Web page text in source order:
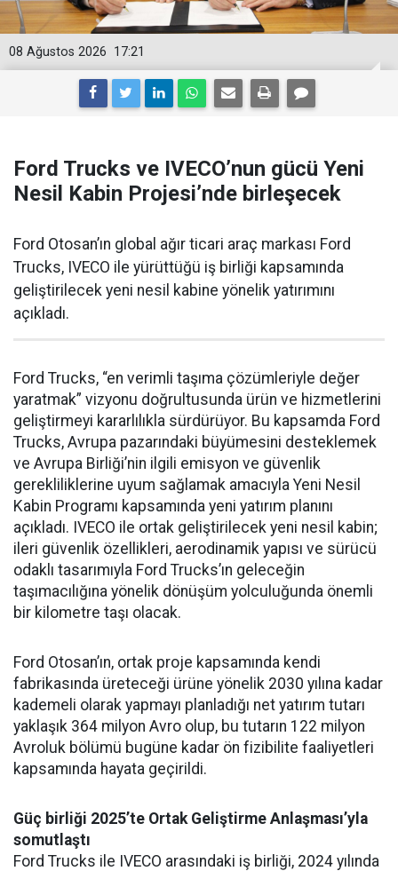
17:21
08 Ağustos 2026
Ford Trucks ve IVECO’nun gücü Yeni
Nesil Kabin Projesi’nde birleşecek
Ford Otosan’ın global ağır ticari araç markası Ford
Trucks, IVECO ile yürüttüğü iş birliği kapsamında
geliştirilecek yeni nesil kabine yönelik yatırımını
açıkladı.
Ford Trucks, “en verimli taşıma çözümleriyle değer
yaratmak” vizyonu doğrultusunda ürün ve hizmetlerini
geliştirmeyi kararlılıkla sürdürüyor. Bu kapsamda Ford
Trucks, Avrupa pazarındaki büyümesini desteklemek
ve Avrupa Birliği’nin ilgili emisyon ve güvenlik
gerekliliklerine uyum sağlamak amacıyla Yeni Nesil
Kabin Programı kapsamında yeni yatırım planını
açıkladı. IVECO ile ortak geliştirilecek yeni nesil kabin;
ileri güvenlik özellikleri, aerodinamik yapısı ve sürücü
odaklı tasarımıyla Ford Trucks’ın geleceğin
taşımacılığına yönelik dönüşüm yolculuğunda önemli
bir kilometre taşı olacak.
Ford Otosan’ın, ortak proje kapsamında kendi
fabrikasında üreteceği ürüne yönelik 2030 yılına kadar
kademeli olarak yapmayı planladığı net yatırım tutarı
yaklaşık 364 milyon Avro olup, bu tutarın 122 milyon
Avroluk bölümü bugüne kadar ön fizibilite faaliyetleri
kapsamında hayata geçirildi.
Güç birliği 2025’te Ortak Geliştirme Anlaşması’yla
somutlaştı
Ford Trucks ile IVECO arasındaki iş birliği, 2024 yılında